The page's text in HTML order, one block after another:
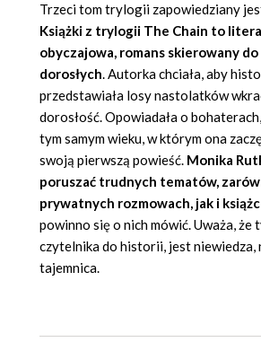
Trzeci tom trylogii zapowiedziany
Książki z trylogii The Chain to
obyczajowa, romans skierowany do
dorosłych. Autorka chciała, aby
przedstawiała losy nastolatków
dorosłość. Opowiadała o
tym samym wieku, w którym ona
swoją pierwszą powieść. Monika
poruszać trudnych tematów,
prywatnych rozmowach, jak i
powinno się o nich mówić. Uważa, że
czytelnika do historii, jest niewiedza,
tajemnica.